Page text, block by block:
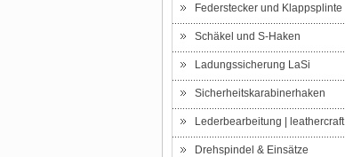
Federstecker und Klappsplinte
Schäkel und S-Haken
Ladungssicherung LaSi
Sicherheitskarabinerhaken
Lederbearbeitung | leathercraft
Drehspindel & Einsätze